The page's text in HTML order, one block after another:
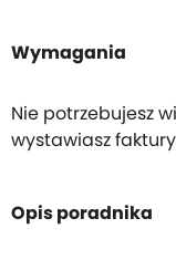
Wymagania
Nie potrzebujesz
wystawiasz
Opis poradnika